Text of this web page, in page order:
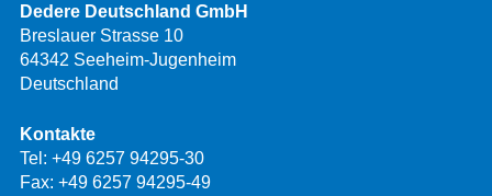
Dedere Deutschland GmbH
Breslauer Strasse 10
64342 Seeheim-Jugenheim
Deutschland
Kontakte
Tel: +49 6257 94295-30
Fax: +49 6257 94295-49